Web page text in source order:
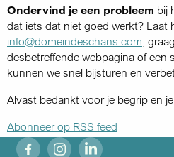
Ondervind je een probleem bij
dat iets dat niet goed werkt? Laat
info@domeindeschans.com,
desbetreffende webpagina of een
kunnen we snel bijsturen en
Alvast bedankt voor je begrip en
Abonneer op RSS feed
fb
ig in